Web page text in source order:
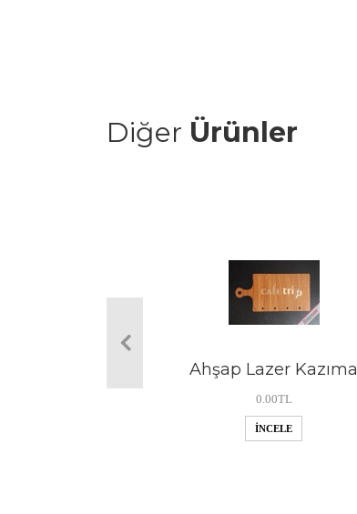
Diğer Ürünler
Ahşap Lazer Kazıma
0.00TL
İNCELE